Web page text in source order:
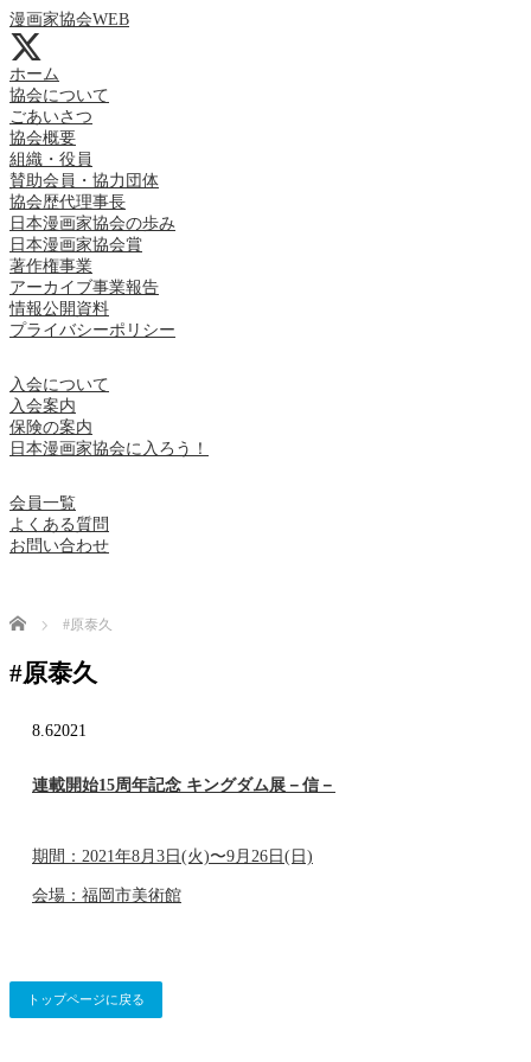
漫画家協会WEB
ホーム
協会について
ごあいさつ
協会概要
組織・役員
賛助会員・協力団体
協会歴代理事長
日本漫画家協会の歩み
日本漫画家協会賞
著作権事業
アーカイブ事業報告
情報公開資料
プライバシーポリシー
入会について
入会案内
保険の案内
日本漫画家協会に入ろう！
会員一覧
よくある質問
お問い合わせ
Home #原泰久
#原泰久
8.62021
連載開始15周年記念 キングダム展－信－
期間：2021年8月3日(火)〜9月26日(日)
会場：福岡市美術館
トップページに戻る